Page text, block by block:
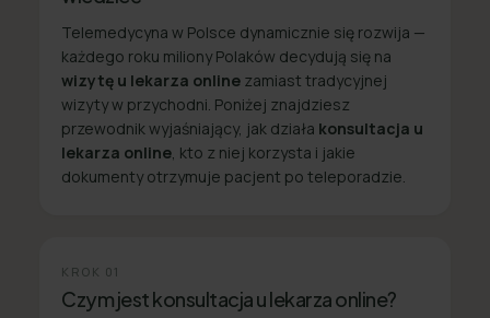
Telemedycyna w Polsce dynamicznie się rozwija —
każdego roku miliony Polaków decydują się na
wizytę u lekarza online zamiast tradycyjnej
wizyty w przychodni. Poniżej znajdziesz
przewodnik wyjaśniający, jak działa konsultacja u
lekarza online , kto z niej korzysta i jakie
dokumenty otrzymuje pacjent po teleporadzie.
KROK 01
Czym jest konsultacja u lekarza online?